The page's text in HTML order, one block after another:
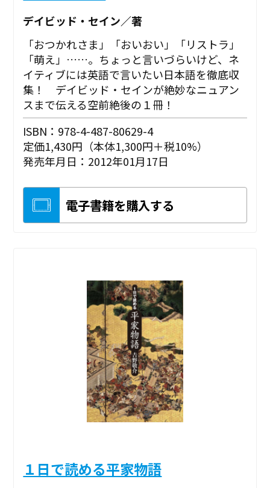
デイビッド・セイン／著
「おつかれさま」「おいおい」「リストラ」
「萌え」……。ちょっと言いづらいけど、ネ
イティブには英語で言いたい日本語を徹底収
集！ デイビッド・セインが絶妙なニュアン
スまで伝える空前絶後の１冊！
ISBN：978-4-487-80629-4
定価1,430円（本体1,300円＋税10%）
発売年月日：2012年01月17日
電子書籍を購入する
１日で読める平家物語